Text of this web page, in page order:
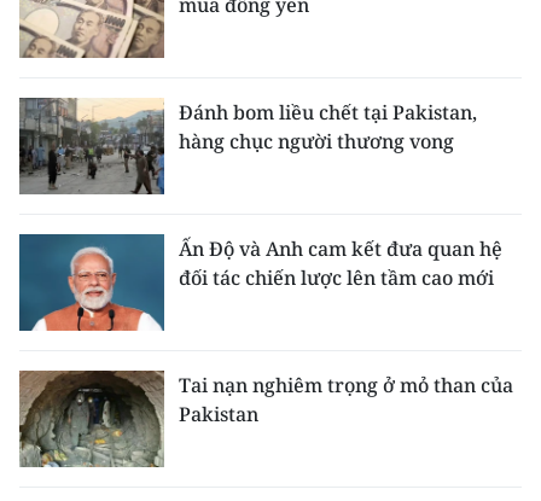
Đánh bom liều chết tại Pakistan,
hàng chục người thương vong
Ấn Độ và Anh cam kết đưa quan hệ
đối tác chiến lược lên tầm cao mới
Tai nạn nghiêm trọng ở mỏ than của
Pakistan